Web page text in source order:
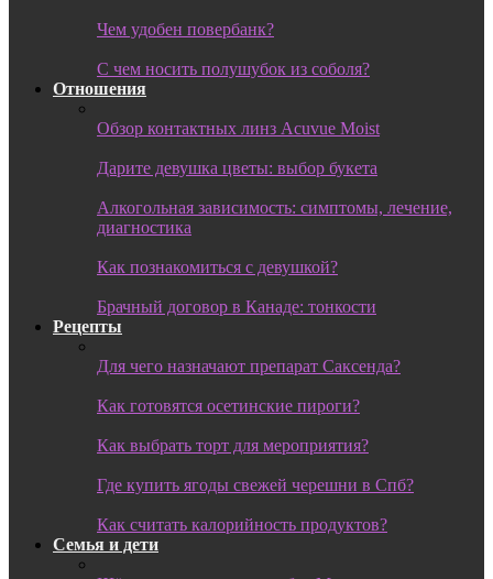
Чем удобен повербанк?
С чем носить полушубок из соболя?
Отношения
Обзор контактных линз Acuvue Moist
Дарите девушка цветы: выбор букета
Алкогольная зависимость: симптомы, лечение,
диагностика
Как познакомиться с девушкой?
Брачный договор в Канаде: тонкости
Рецепты
Для чего назначают препарат Саксенда?
Как готовятся осетинские пироги?
Как выбрать торт для мероприятия?
Где купить ягоды свежей черешни в Спб?
Как считать калорийность продуктов?
Семья и дети